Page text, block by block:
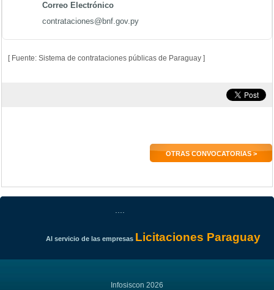
Correo Electrónico
contrataciones@bnf.gov.py
[ Fuente: Sistema de contrataciones públicas de Paraguay ]
OTRAS CONVOCATORIAS >
Al servicio de las empresas Licitaciones Paraguay
Infosiscon 2026